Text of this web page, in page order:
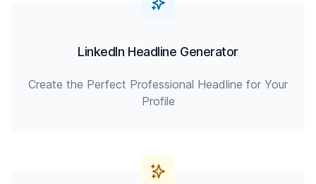
LinkedIn Headline Generator
Create the Perfect Professional Headline for Your
Profile